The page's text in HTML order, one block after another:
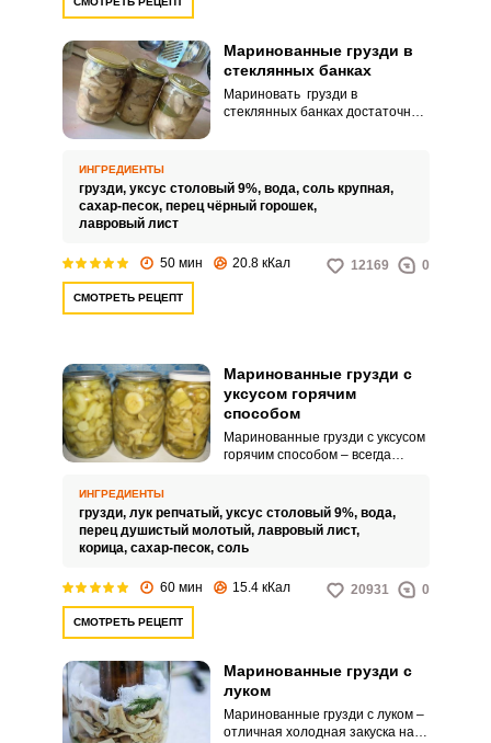
Маринованные грузди в
стеклянных банках
Мариновать грузди в
стеклянных банках достаточно
смешать с маринадом.
ИНГРЕДИЕНТЫ
грузди, уксус столовый 9%, вода, соль крупная,
сахар-песок, перец чёрный горошек,
лавровый лист
50 мин 20.8 кКал 12169 0
СМОТРЕТЬ РЕЦЕПТ
Маринованные грузди с
уксусом горячим
способом
Маринованные грузди с уксусом
горячим способом – всегда
составе праздничного меню
уместны.
ИНГРЕДИЕНТЫ
грузди, лук репчатый, уксус столовый 9%, вода,
перец душистый молотый, лавровый лист,
корица, сахар-песок, соль
60 мин 15.4 кКал 20931 0
СМОТРЕТЬ РЕЦЕПТ
Маринованные грузди с
луком
Маринованные грузди с луком –
отличная холодная закуска на
Запомнить меня
ЕЩЕ НЕ ЗАРЕГИСТРИРОВАННЫ?